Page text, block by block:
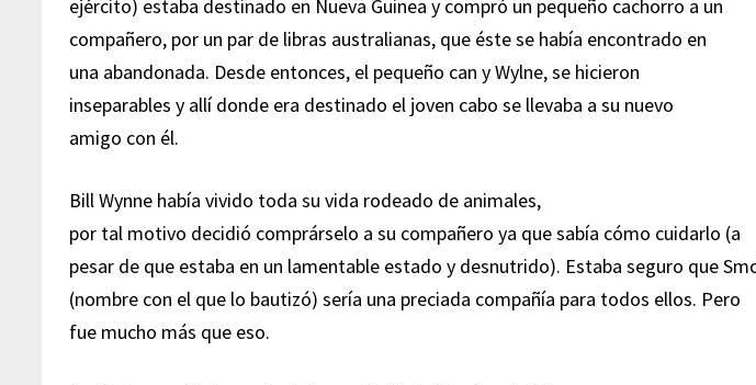
ejército) estaba destinado en Nueva Guinea y compró un pequeño cachorro a un
compañero, por un par de libras australianas, que éste se había encontrado en
una abandonada. Desde entonces, el pequeño can y Wylne, se hicieron
inseparables y allí donde era destinado el joven cabo se llevaba a su nuevo
amigo con él.
Bill Wynne había vivido toda su vida rodeado de animales,
por tal motivo decidió comprárselo a su compañero ya que sabía cómo cuidarlo (a
pesar de que estaba en un lamentable estado y desnutrido). Estaba seguro que
(nombre con el que lo bautizó) sería una preciada compañía para todos ellos. Pero
fue mucho más que eso.